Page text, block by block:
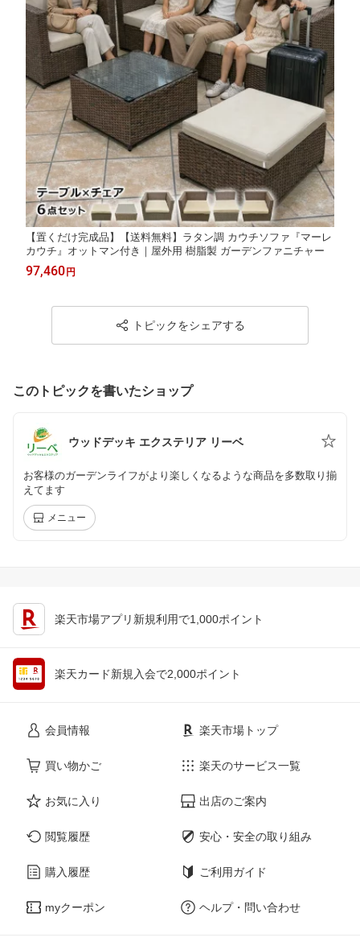
【置くだけ完成品】【送料無料】ラタン調 カウチソファ『マーレ
カウチ』オットマン付き｜屋外用 樹脂製 ガーデンファニチャー
97,460 円
トピックをシェアする
このトピックを書いたショップ
ウッドデッキ エクステリア リーベ
お客様のガーデンライフがより楽しくなるような商品を多数取り揃
えてます
メニュー
楽天市場アプリ新規利用で1,000ポイント
楽天カード新規入会で2,000ポイント
会員情報
買い物かご
お気に入り
閲覧履歴
購入履歴
myクーポン
楽天市場トップ
楽天のサービス一覧
出店のご案内
安心・安全の取り組み
ご利用ガイド
ヘルプ・問い合わせ